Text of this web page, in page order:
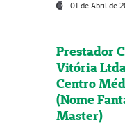
01 de Abril de
Prestador
Vitória
Centro
(Nome
Master)